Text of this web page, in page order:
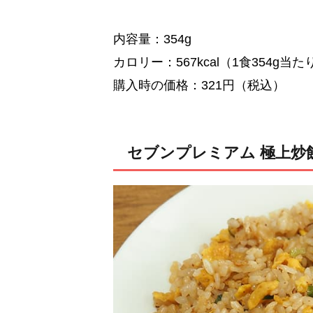
内容量：354g
カロリー：567kcal（1食354g当た
購入時の価格：321円（税込）
セブンプレミアム 極上炒